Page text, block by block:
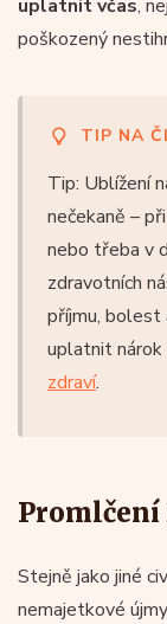
uplatnit včas,
poškozený
TIP NA
Tip: Ublížení
nečekaně –
nebo třeba v
zdravotních
příjmu, bolest
uplatnit nárok
zdraví.
Promlčení
Stejně jako jiné
nemajetkové